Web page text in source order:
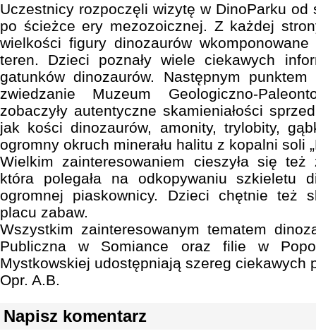
Uczestnicy rozpoczęli wizytę w DinoParku od
po ścieżce ery mezozoicznej. Z każdej
wielkości figury dinozaurów wkomponowane
teren. Dzieci poznały wiele ciekawych
gatunków dinozaurów. Następnym
zwiedzanie Muzeum Geologiczno-
zobaczyły autentyczne skamieniałości
jak kości dinozaurów, amonity, trylobity,
ogromny okruch minerału halitu z kopalni soli
Wielkim zainteresowaniem cieszyła się
która polegała na odkopywaniu szkieletu
ogromnej piaskownicy. Dzieci chętnie też
placu zabaw.
Wszystkim zainteresowanym tematem
Publiczna w Somiance oraz filie w
Mystkowskiej udostępniają szereg ciekawych
Opr. A.B.
Napisz komentarz